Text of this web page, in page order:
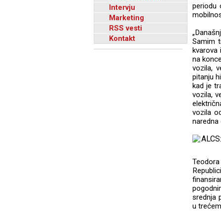
Intervju
Marketing
RSS vesti
Kontakt
periodu
Samim
kvarova
na
vozila,
pitanju
kad je
vozila,
vozila
naredna
srednja
u